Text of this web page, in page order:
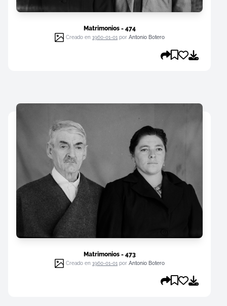
Matrimonios - 474
Creado en 1960-01-01 por Antonio Botero
Matrimonios - 473
Creado en 1960-01-01 por Antonio Botero